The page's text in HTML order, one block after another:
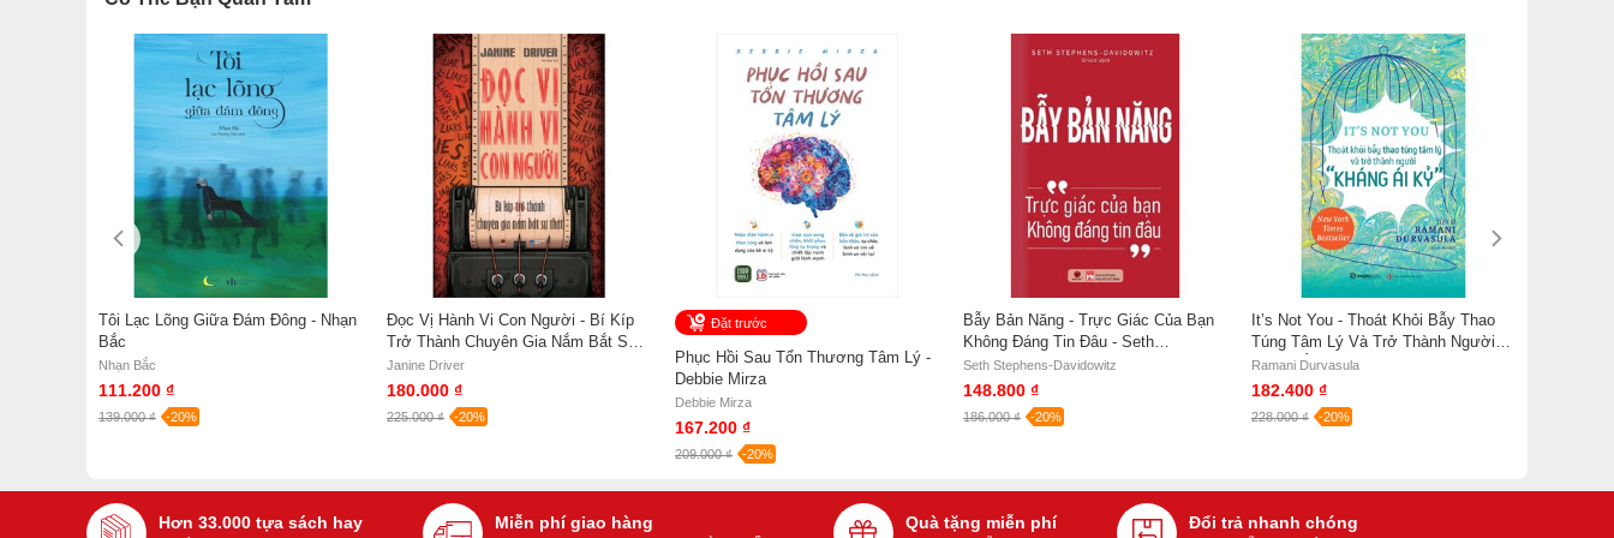
Tôi Lạc Lõng Giữa Đám Đông - Nhạn
Bắc
Nhạn Bắc
111.200 ₫
139.000 ₫ -20%
Đọc Vị Hành Vi Con Người - Bí Kíp
Trở Thành Chuyên Gia Nắm Bắt Sự
Thật - Janine Driver
Janine Driver
180.000 ₫
225.000 ₫ -20%
Đặt trước
Phục Hồi Sau Tổn Thương Tâm Lý -
Debbie Mirza
Debbie Mirza
167.200 ₫
209.000 ₫ -20%
Bẫy Bản Năng - Trực Giác Của Bạn
Không Đáng Tin Đâu - Seth
Stephens-Davidowitz
Seth Stephens-Davidowitz
148.800 ₫
186.000 ₫ -20%
It’s Not You - Thoát Khỏi Bẫy Thao
Túng Tâm Lý Và Trở Thành Người
Kháng Ái Kỉ - Ramani Durvasula
Ramani Durvasula
182.400 ₫
228.000 ₫ -20%
Hơn 33.000 tựa sách hay Miễn phí giao hàng Quà tặng miễn phí Đổi trả nhanh chóng